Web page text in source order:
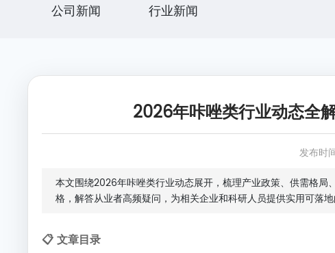
公司新闻 行业新闻
2026年咔唑类行业动态全
发布时
本文围绕2026年咔唑类行业动态展开，梳理产业政策、供需格
格，解答从业者高频疑问，为相关企业和科研人员提供实用可落地
📋 文章目录